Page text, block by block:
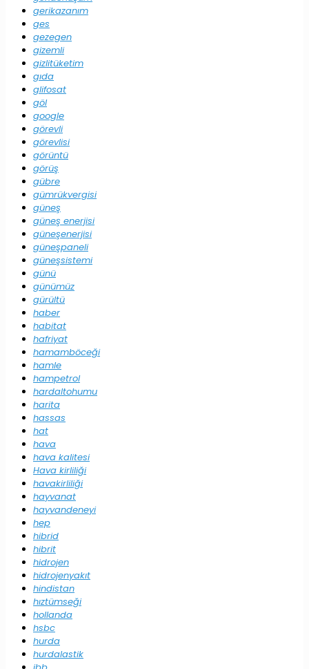
gerikazanım
ges
gezegen
gizemli
gizlitüketim
gıda
glifosat
göl
google
görevli
görevlisi
görüntü
görüş
gübre
gümrükvergisi
güneş
güneş enerjisi
güneşenerjisi
güneşpaneli
güneşsistemi
günü
günümüz
gürültü
haber
habitat
hafriyat
hamamböceği
hamle
hampetrol
hardaltohumu
harita
hassas
hat
hava
hava kalitesi
Hava kirliliği
havakirliliği
hayvanat
hayvandeneyi
hep
hibrid
hibrit
hidrojen
hidrojenyakıt
hindistan
hıztümseği
hollanda
hsbc
hurda
hurdalastik